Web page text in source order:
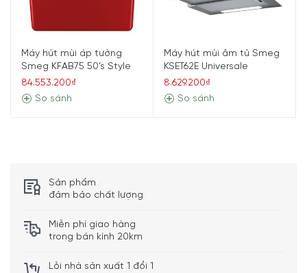
Máy hút mùi áp tường
Smeg KFAB75 50’s Style
84.553.200₫
So sánh
Máy hút mùi âm tủ Smeg
KSET62E Universale
8.629.200₫
So sánh
Sản phẩm
đảm bảo chất lượng
Miễn phí giao hàng
trong bán kính 20km
Lỗi nhà sản xuất 1 đổi 1